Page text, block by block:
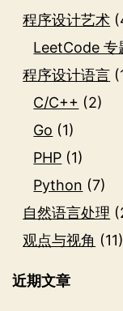
程序设计艺术
LeetCode 专
程序设计语言
C/C++ (2)
Go (1)
PHP (1)
Python (7)
自然语言处理
观点与视角 (11)
近期文章